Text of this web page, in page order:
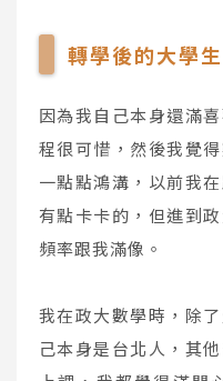
轉學後的大學
因為我自己本身還滿
程很可惜，然後我覺
一點點鴻溝，以前我
有點卡卡的，但進到
頻率跟我滿像。
我在政大數學時，除
己本身是台北人，其